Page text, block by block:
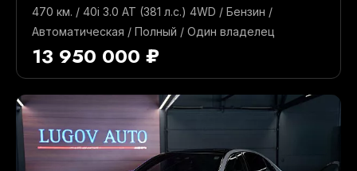
470 км. / 40i 3.0 AT (381 л.с.) 4WD / Бензин /
Автоматическая / Полный / Один владелец
13 950 000 ₽